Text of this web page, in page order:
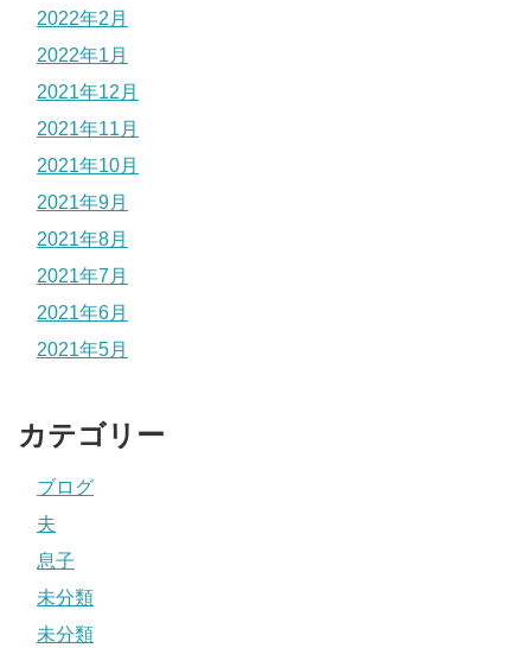
2022年2月
2022年1月
2021年12月
2021年11月
2021年10月
2021年9月
2021年8月
2021年7月
2021年6月
2021年5月
カテゴリー
ブログ
夫
息子
未分類
未分類